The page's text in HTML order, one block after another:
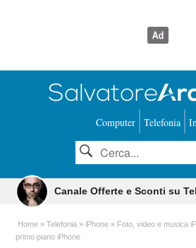
Computer Telefonia
Canale Offerte e Sconti su
Home Telefonia iPhone Foto, video e musica
primo piano iPhone